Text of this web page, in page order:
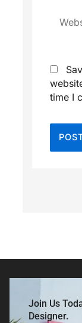
Website
time I
Join Us
Designer.